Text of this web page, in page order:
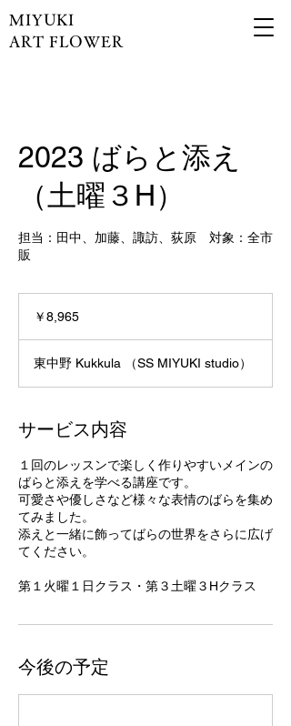
MIYUKI
ART FLOWER
2023 ばらと添え
（土曜３H）
担当：田中、加藤、諏訪、荻原 対象：全市
販
￥8,965
東中野 Kukkula （SS MIYUKI studio）
サービス内容
１回のレッスンで楽しく作りやすいメインの
ばらと添えを学べる講座です。
可愛さや優しさなど様々な表情のばらを集め
てみました。
添えと一緒に飾ってばらの世界をさらに広げ
てください。
今後の予定